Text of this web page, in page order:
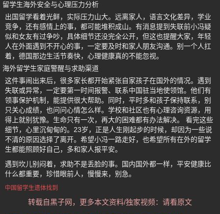
留学生海外安全与心理压力分析
出国留学看着光鲜，实际压力山大。远离家人，语言文化差异，学业
竞争，还有感情上的事，都可能堆积成山。有消息提到失联前小冯疑
似和女友有过争吵，具体细节还没完全公开，但这也提醒大家，年轻
人在外面遇到不开心的事，一定要及时和家人朋友沟通。别一个人扛
着，德国那边生活节奏快，心理健康真的不能忽视。
海外留学生家庭警醒与求助渠道
这件事闹出来后，很多家长都开始紧张自家孩子在国外的情况。遇到
失联或异常，一定要第一时间报警、联系中国驻当地使领馆。他们有
领事保护机制，能提供很大帮助。同时，平时多和孩子保持联系，别
只关心成绩，也问问心情怎么样。学校和社区也有心理咨询资源，用
得上就别犹豫。生命只有一次，再大的困难都有办法解决。 看完这些
细节，心里沉甸甸的。23岁，正是人生刚起步的时候，却因为一些说
不清的原因选择了离开。希望小冯一路走好，也希望所有在外的留学
生都能照顾好自己，多和家人报平安。
遇到坎儿别闷着，求助不是丢脸的事。国内国外都一样，平安健康比
什么都重要，珍惜眼前人，慢慢来，别急。
中国留学生遗体找到
转载自黑子网，更多本文资料/独家视频：请看原文